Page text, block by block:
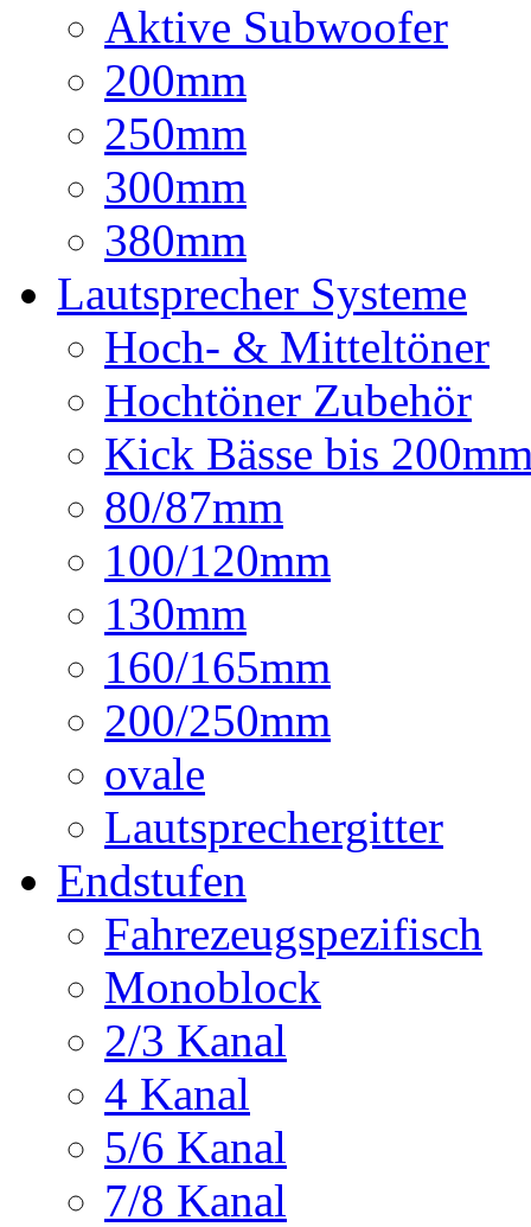
Aktive Subwoofer
200mm
250mm
300mm
380mm
Lautsprecher Systeme
Hoch- & Mitteltöner
Hochtöner Zubehör
Kick Bässe bis
80/87mm
100/120mm
130mm
160/165mm
200/250mm
ovale
Lautsprechergitter
Endstufen
Fahrezeugspezifisch
Monoblock
2/3 Kanal
4 Kanal
5/6 Kanal
7/8 Kanal